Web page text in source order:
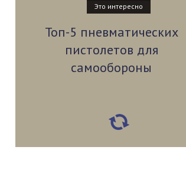
Это интересно
Топ-5 пневматических
пистолетов для
самообороны